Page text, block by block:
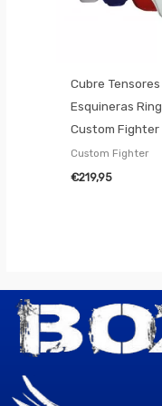
Cubre Tensores
Esquineras Ring
Custom Fighter
Custom Fighter
€219,95